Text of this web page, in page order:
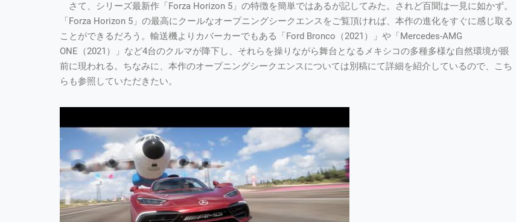
さて、シリーズ最新作「Forza Horizon 5」の特徴を簡単ではあるが記してみた。されど百聞は一見に如かず。
「Forza Horizon 5」の最高にクールなオープニングシークエンスをご覧頂ければ、本作の進化をすぐに感じ取る
ことができるだろう。輸送機よりカバーカーでもある「Ford Bronco（2021）」や「Mercedes-AMG
ONE（2021）」など4台のクルマが降下し、それらを操りながら舞台となるメキシコの多種多様な自然環境が眼
前に現われる。ちなみに、本作のオープニングシークエンスについては別稿にて詳細を紹介しているので、こち
らも参照していただきたい。